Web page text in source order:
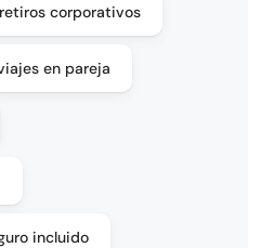
corporativos
en pareja
incluido